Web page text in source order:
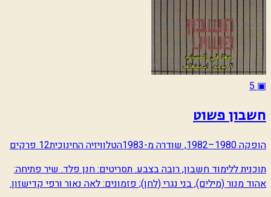
▣
5
חשבון פשוט
הופקה 1980–1982, שודרה מ-1983 הטלוויזיה החינוכית12 פרקים
תוכנית ללימוד חשבון, רובה בצבע. תסריטים: חנן פלד. שיר פתיחה:
אהוד מנור (מילים), בני נגרי (לחן); פזמונים: לאה נאור ורפי קדישזון.